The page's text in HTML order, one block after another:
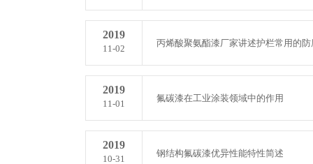
2019
11-02
丙烯酸聚氨酯漆厂家讲述护栏常用的防
2019
11-01
氟碳漆在工业涂装领域中的作用
2019
10-31
钢结构氟碳漆优异性能特性简述